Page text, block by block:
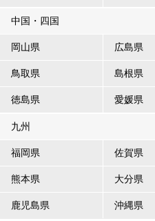
中国・四国
岡山県 広島県
鳥取県 島根県
徳島県 愛媛県
九州
福岡県 佐賀県
熊本県 大分県
鹿児島県 沖縄県